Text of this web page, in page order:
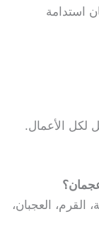
استدامة
لكل الأعمال.
القرم، العجبان،